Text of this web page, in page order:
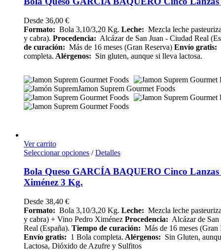
Desde 36,00 €
Formato: Bola 3,10/3,20 Kg. Leche: Mezcla leche
y cabra). Procedencia: Alcázar de San Juan - Ciudad Real
de curación: Más de 16 meses (Gran Reserva) Envío gratis:
completa. Alérgenos: Sin gluten, aunque si lleva lactosa.
Ver carrito
Seleccionar opciones / Detalles
Bola Queso GARCÍA BAQUERO Cinco Lanzas
Ximénez 3 Kg.
Desde 38,40 €
Formato: Bola 3,10/3,20 Kg. Leche: Mezcla leche
y cabra) + Vino Pedro Ximénez Procedencia: Alcázar de
Real (España). Tiempo de curación: Más de 16 meses (Gran
Envío gratis: 1 Bola completa. Alérgenos: Sin Gluten,
Lactosa, Dióxido de Azufre y Sulfitos